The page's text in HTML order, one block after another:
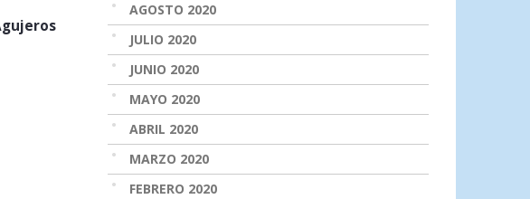
AGOSTO 2020
JULIO 2020
JUNIO 2020
MAYO 2020
ABRIL 2020
MARZO 2020
FEBRERO 2020